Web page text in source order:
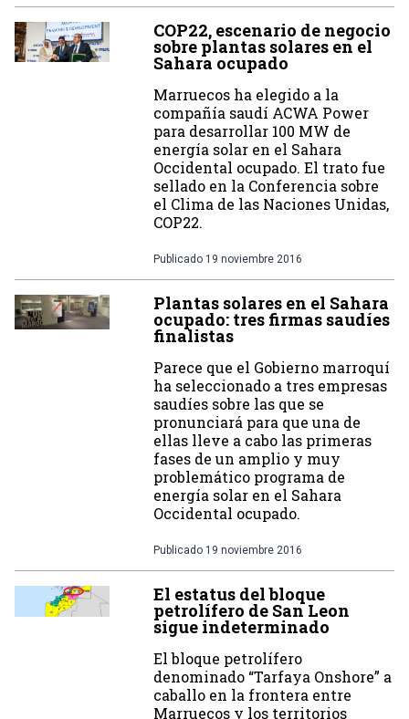
COP22, escenario de negocio
sobre plantas solares en el
Sahara ocupado
Marruecos ha elegido a la
compañía saudí ACWA Power
para desarrollar 100 MW de
energía solar en el Sahara
Occidental ocupado. El trato fue
sellado en la Conferencia sobre
el Clima de las Naciones Unidas,
COP22.
Publicado 19 noviembre 2016
Plantas solares en el Sahara
ocupado: tres firmas saudíes
finalistas
Parece que el Gobierno marroquí
ha seleccionado a tres empresas
saudíes sobre las que se
pronunciará para que una de
ellas lleve a cabo las primeras
fases de un amplio y muy
problemático programa de
energía solar en el Sahara
Occidental ocupado.
Publicado 19 noviembre 2016
El estatus del bloque
petrolífero de San Leon
sigue indeterminado
El bloque petrolífero
denominado “Tarfaya Onshore” a
caballo en la frontera entre
Marruecos y los territorios